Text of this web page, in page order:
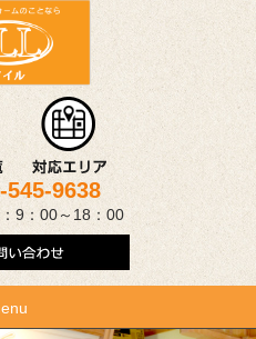
545-9638
9：00～18：00